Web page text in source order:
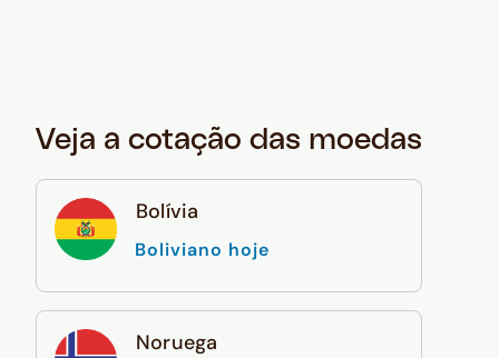
Veja a cotação das moedas
Bolívia
Boliviano hoje
Noruega